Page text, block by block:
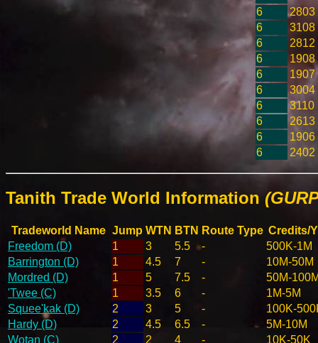
6
2803
6
3108
6
2812
6
1908
6
1907
6
3004
6
3110
6
2613
6
1906
6
2402
Tanith Trade World Information
Tradeworld Name Jump WTN BTN Route Type Credits/
Freedom (D)
1 3 5.5 -
500K-1M
Barrington (D)
1 4.5 7 -
10M-50M
Mordred (D)
1 5 7.5 -
50M-
'Twee (C)
1 3.5 6 -
1M-5M
Squee'kak (D)
2 3 5 -
100K-
Hardy (D)
2 4.5 6.5 -
5M-10M
Wotan (C)
2 2 4 -
10K-50K